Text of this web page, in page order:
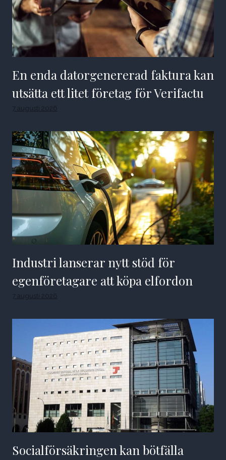
En enda datorgenererad faktura kan
utsätta ett litet företag för Verifactu
7 augusti 2026
Industri lanserar nytt stöd för
egenföretagare att köpa elfordon
7 augusti 2026
Socialförsäkringen kan bötfälla